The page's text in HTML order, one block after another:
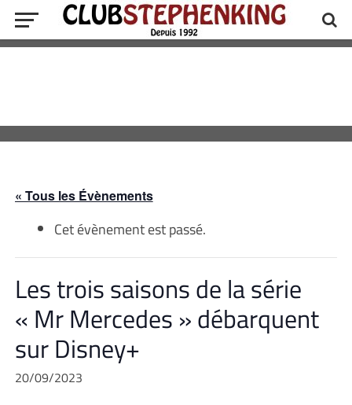
« Tous les Évènements
Cet évènement est passé.
Les trois saisons de la série
« Mr Mercedes » débarquent
sur Disney+
20/09/2023